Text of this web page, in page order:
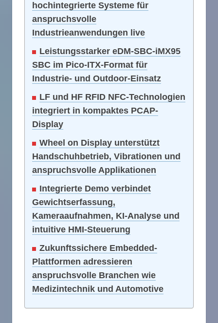
hochintegrierte Systeme für
anspruchsvolle
Industrieanwendungen live
Leistungsstarker eDM-SBC-iMX95
SBC im Pico-ITX-Format für
Industrie- und Outdoor-Einsatz
LF und HF RFID NFC-Technologien
integriert in kompaktes PCAP-
Display
Wheel on Display unterstützt
Handschuhbetrieb, Vibrationen und
anspruchsvolle Applikationen
Integrierte Demo verbindet
Gewichtserfassung,
Kameraaufnahmen, KI-Analyse und
intuitive HMI-Steuerung
Zukunftssichere Embedded-
Plattformen adressieren
anspruchsvolle Branchen wie
Medizintechnik und Automotive